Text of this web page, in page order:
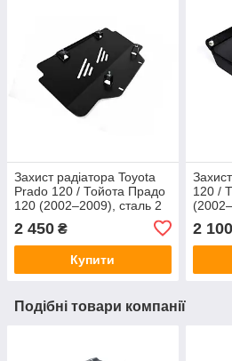
Захист радіатора Toyota
Prado 120 / Тойота Прадо
120 (2002–2009), сталь 2
2 450 ₴
Купити
120 /
2 100
Подібні товари компанії